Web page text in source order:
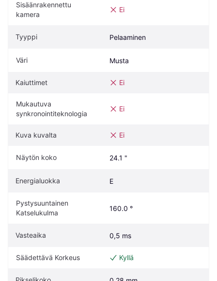
Sisäänrakennettu
kamera
Ei
Tyyppi Pelaaminen
Väri Musta
Kaiuttimet Ei
Mukautuva
synkronointiteknologia
Ei
Kuva kuvalta Ei
Näytön koko 24.1 "
Energialuokka E
Pystysuuntainen
Katselukulma
160.0 °
Vasteaika 0,5 ms
Säädettävä Korkeus Kyllä